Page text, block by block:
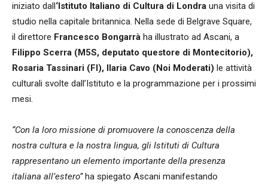
iniziato dall‘Istituto Italiano di Cultura di Londra una visita di
studio nella capitale britannica. Nella sede di Belgrave Square,
il direttore Francesco Bongarrà ha illustrato ad Ascani, a
Filippo Scerra (M5S, deputato questore di Montecitorio),
Rosaria Tassinari (FI), Ilaria Cavo (Noi Moderati) le attività
culturali svolte dall’Istituto e la programmazione per i prossimi
mesi.
“Con la loro missione di promuovere la conoscenza della
nostra cultura e la nostra lingua, gli Istituti di Cultura
rappresentano un elemento importante della presenza
italiana all’estero”ha spiegato Ascani manifestando